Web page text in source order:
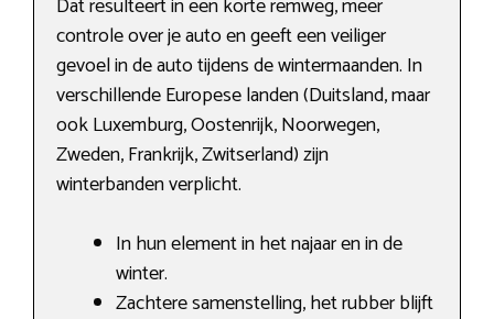
Dat resulteert in een korte remweg, meer
controle over je auto en geeft een veiliger
gevoel in de auto tijdens de wintermaanden. In
verschillende Europese landen (Duitsland, maar
ook Luxemburg, Oostenrijk, Noorwegen,
Zweden, Frankrijk, Zwitserland) zijn
winterbanden verplicht.
In hun element in het najaar en in de
winter.
Zachtere samenstelling, het rubber blijft